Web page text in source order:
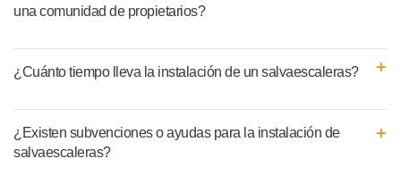
una comunidad de propietarios?
¿Cuánto tiempo lleva la instalación de un salvaescaleras?
¿Existen subvenciones o ayudas para la instalación de
salvaescaleras?